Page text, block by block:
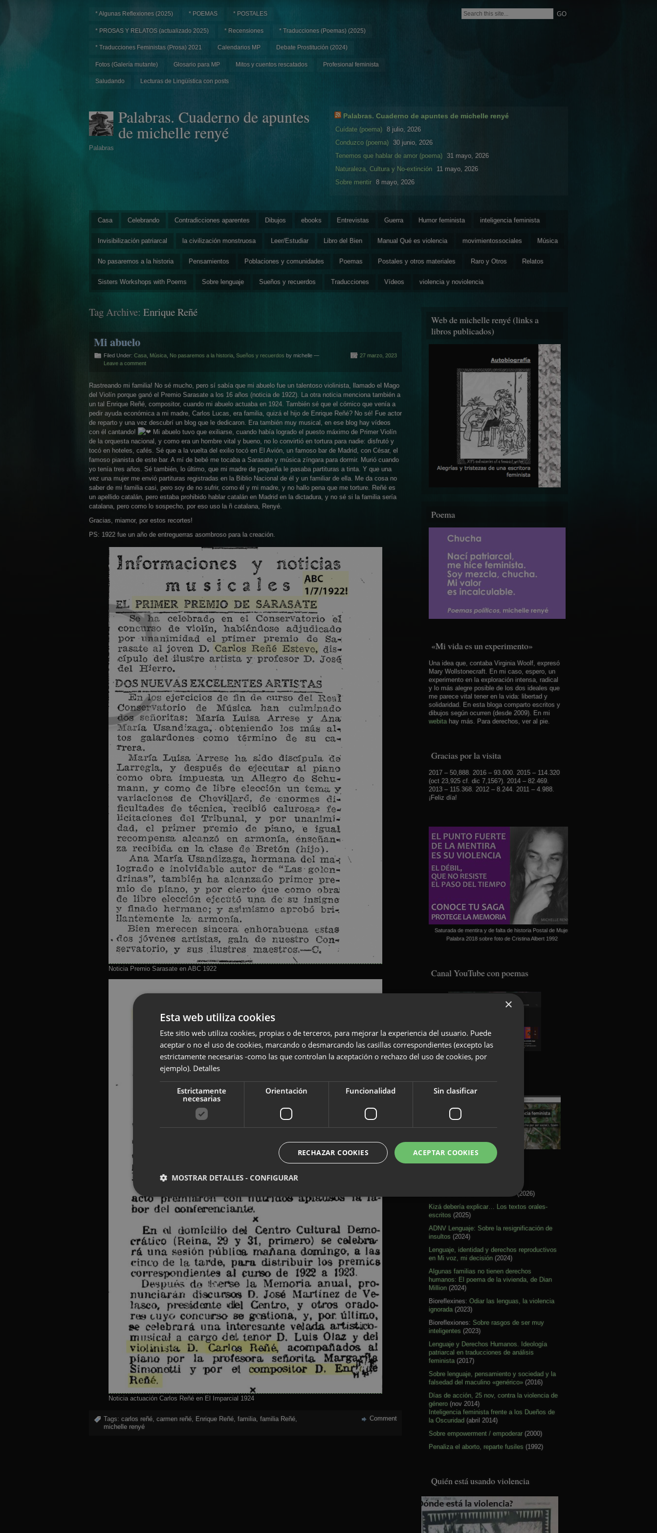
* Algunas Reflexiones (2025) * POEMAS * POSTALES
* PROSAS Y RELATOS (actualizado 2025) * Recensiones * Traducciones (Poemas) (2025)
* Traducciones Feministas (Prosa) 2021 Calendarios MP Debate Prostitución (2024)
Fotos (Galería mutante) Glosario para MP Mitos y cuentos rescatados Profesional feminista
Saludando Lecturas de Lingüística con posts
Palabras. Cuaderno de apuntes
de michelle renyé
Palabras
Palabras. Cuaderno de apuntes de michelle renyé
Cuídate (poema) 8 julio, 2026
Conduzco (poema)
30 junio, 2026
Tenemos que hablar de amor (poema) 31 mayo, 2026
Naturaleza, Cultura y No-extinción
11 mayo, 2026
Sobre mentir 8 mayo, 2026
Casa Celebrando Contradicciones aparentes Dibujos ebooks Entrevistas Guerra Humor feminista inteligencia feminista
Invisibilización patriarcal la civilización monstruosa Leer/Estudiar Libro del Bien Manual Qué es violencia movimientossociales Música
No pasaremos a la historia Pensamientos Poblaciones y comunidades Poemas Postales y otros materiales Raro y Otros Relatos
Sisters Workshops with Poems Sobre lenguaje Sueños y recuerdos Traducciones Vídeos violencia y noviolencia
Tag Archive: Enrique Reñé
Mi abuelo
Filed Under: Casa Música No pasaremos a la historia Sueños y recuerdos by michelle —
Leave a comment
27 marzo, 2023
Rastreando mi familia! No sé mucho, pero sí sabía que mi abuelo fue un talentoso violinista, llamado el Mago
del Violín porque ganó el Premio Sarasate a los 16 años (noticia de 1922). La otra noticia menciona también a
un tal Enrique Reñé, compositor, cuando mi abuelo actuaba en 1924. También sé que el cómico que venía a
pedir ayuda económica a mi madre, Carlos Lucas, era familia, quizá el hijo de Enrique Reñé? No sé! Fue actor
de reparto y una vez descubrí un blog que le dedicaron. Era también muy musical, en ese blog hay vídeos
con él cantando!
Mi abuelo tuvo que exiliarse, cuando había logrado el puesto máximo de Primer Violín
de la orquesta nacional, y como era un hombre vital y bueno, no lo convirtió en tortura para nadie: disfrutó y
tocó en hoteles, cafés. Sé que a la vuelta del exilio tocó en El Avión, un famoso bar de Madrid, con César, el
famoso pianista de este bar. A mí de bebé me tocaba a Sarasate y música zíngara para dormir. Murió cuando
yo tenía tres años. Sé también, lo último, que mi madre de pequeña le pasaba partituras a tinta. Y que una
vez una mujer me envió partituras registradas en la Biblio Nacional de él y un familiar de ella. Me da cosa no
saber de mi familia casi, pero soy de no sufrir, como él y mi madre, y no hallo pena que me torture. Reñé es
un apellido catalán, pero estaba prohibido hablar catalán en Madrid en la dictadura, y no sé si la familia sería
catalana, pero como lo sospecho, por eso uso la ñ catalana, Renyé.
Gracias, miamor, por estos recortes!
PS: 1922 fue un año de entreguerras asombroso para la creación.
Noticia Premio Sarasate en ABC 1922
Noticia actuación Carlos Reñé en El Imparcial 1924
Tags: carlos reñé, carmen reñé, Enrique Reñé, familia, familia Reñé,
michelle renyé
Comment
Web de michelle renyé (links a
libros publicados)
Poema
«Mi vida es un experimento»
Una idea que, contaba Virginia Woolf, expresó
Mary Wollstonecraft. En mi caso, espero, un
experimento en la exploración intensa, radical
y lo más alegre posible de los dos ideales que
me parece vital tener en la vida: libertad y
solidaridad. En esta bloga comparto escritos y
dibujos según ocurren (desde 2009). En mi
webita hay más. Para derechos, ver al pie.
Gracias por la visita
2017 – 50,888. 2016 – 93.000. 2015 – 114.320
(oct 23,925 cf. dic 7,156?). 2014 – 82.469.
2013 – 115.368. 2012 – 8.244. 2011 – 4.988.
¡Feliz día!
Saturada de mentira y de falta de historia Postal de Mujer
Palabra 2018 sobre foto de Cristina Albert 1992
Canal YouTube con poemas
Soundcloud con poemas
(2026)
Kizá debería explicar… Los textos orales-
escritos (2025)
ADNV Lenguaje: Sobre la resignificación de
insultos (2024)
Lenguaje, identidad y derechos reproductivos
en Mi voz, mi decisión (2024)
Algunas familias no tienen derechos
humanos: El poema de la vivienda, de Dian
Million (2024)
Bioreflexines: Odiar las lenguas, la violencia
ignorada (2023)
Bioreflexiones: Sobre rasgos de ser muy
inteligentes (2023)
Lenguaje y Derechos Humanos. Ideología
patriarcal en traducciones de análisis
feminista (2017)
Sobre lenguaje, pensamiento y sociedad y la
falsedad del maculino «genérico» (2016)
Días de acción, 25 nov, contra la violencia de
género (nov 2014)
Inteligencia feminista frente a los Dueños de
la Oscuridad (abril 2014)
Sobre empowerment / empoderar (2000)
Penaliza el aborto, reparte fusiles (1992)
Quién está usando violencia
×
Esta web utiliza cookies
Este sitio web utiliza cookies, propias o de terceros, para mejorar la experiencia del usuario. Puede
aceptar o no el uso de cookies, marcando o desmarcando las casillas correspondientes (excepto las
estrictamente necesarias -como las que controlan la aceptación o rechazo del uso de cookies, por
ejemplo). Detalles
Estrictamente
necesarias
Orientación Funcionalidad Sin clasificar
ACEPTAR COOKIES
RECHAZAR COOKIES
MOSTRAR DETALLES - CONFIGURAR